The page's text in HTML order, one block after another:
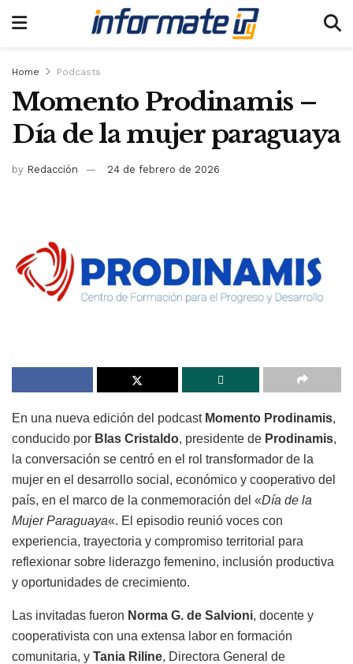
Home Podcasts
Momento Prodinamis –
Día de la mujer paraguaya
by Redacción 24 de febrero de 2026
En una nueva edición del podcast Momento Prodinamis,
conducido por Blas Cristaldo, presidente de Prodinamis,
la conversación se centró en el rol transformador de la
mujer en el desarrollo social, económico y cooperativo del
país, en el marco de la conmemoración del «Día de la
Mujer Paraguaya«. El episodio reunió voces con
experiencia, trayectoria y compromiso territorial para
reflexionar sobre liderazgo femenino, inclusión productiva
y oportunidades de crecimiento.
Las invitadas fueron Norma G. de Salvioni, docente y
cooperativista con una extensa labor en formación
comunitaria, y Tania Riline, Directora General de